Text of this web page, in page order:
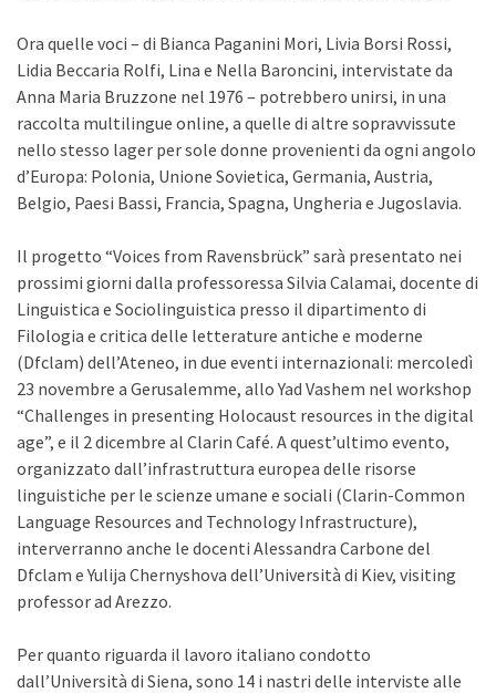
Ora quelle voci – di Bianca Paganini Mori, Livia Borsi Rossi,
Lidia Beccaria Rolfi, Lina e Nella Baroncini, intervistate da
Anna Maria Bruzzone nel 1976 – potrebbero unirsi, in una
raccolta multilingue online, a quelle di altre sopravvissute
nello stesso lager per sole donne provenienti da ogni angolo
d’Europa: Polonia, Unione Sovietica, Germania, Austria,
Belgio, Paesi Bassi, Francia, Spagna, Ungheria e Jugoslavia.
Il progetto “Voices from Ravensbrück” sarà presentato nei
prossimi giorni dalla professoressa Silvia Calamai, docente di
Linguistica e Sociolinguistica presso il dipartimento di
Filologia e critica delle letterature antiche e moderne
(Dfclam) dell’Ateneo, in due eventi internazionali: mercoledì
23 novembre a Gerusalemme, allo Yad Vashem nel workshop
“Challenges in presenting Holocaust resources in the digital
age”, e il 2 dicembre al Clarin Café. A quest’ultimo evento,
organizzato dall’infrastruttura europea delle risorse
linguistiche per le scienze umane e sociali (Clarin-Common
Language Resources and Technology Infrastructure),
interverranno anche le docenti Alessandra Carbone del
Dfclam e Yulija Chernyshova dell’Università di Kiev, visiting
professor ad Arezzo.
Per quanto riguarda il lavoro italiano condotto
dall’Università di Siena, sono 14 i nastri delle interviste alle